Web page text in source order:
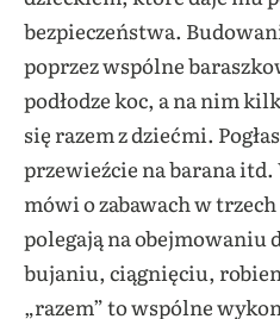
bezpieczeństwa.
poprzez wspólne
podłodze koc, a na nim
się razem z dziećmi.
przewieźcie na barana
mówi o zabawach w trzech
polegają na obejmowaniu
bujaniu, ciągnięciu,
„razem” to wspólne